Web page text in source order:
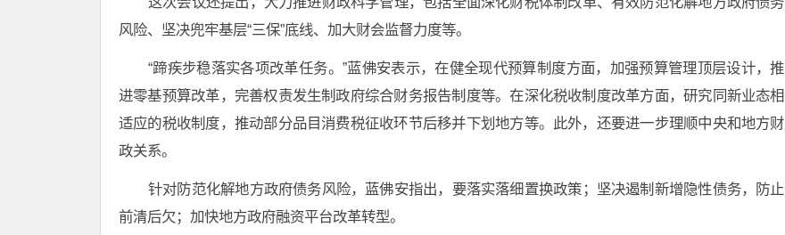
风险、坚决兜牢基层“三保”底线、加大财会监督力度等。
“蹄疾步稳落实各项改革任务。”蓝佛安表示，在健全现代预算制度方面，加强预算管理顶层设计，推
进零基预算改革，完善权责发生制政府综合财务报告制度等。在深化税收制度改革方面，研究同新业态相
适应的税收制度，推动部分品目消费税征收环节后移并下划地方等。此外，还要进一步理顺中央和地方财
政关系。
针对防范化解地方政府债务风险，蓝佛安指出，要落实落细置换政策；坚决遏制新增隐性债务，防止
前清后欠；加快地方政府融资平台改革转型。